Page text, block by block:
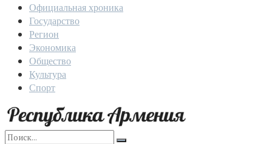
Официальная хроника
Государство
Регион
Экономика
Общество
Культура
Спорт